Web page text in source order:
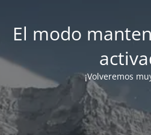
El modo
¡Volveremos